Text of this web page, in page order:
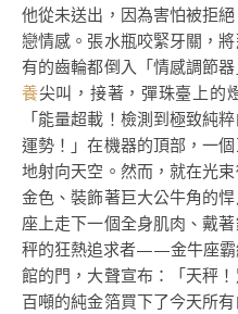
他從未送出，因為害怕被拒
戀情感。張水瓶咬緊牙關，
有的齒輪都倒入「情感調節
養尖叫，接著，彈珠臺上的
「能量超載！檢測到極致純
運勢！」在機器的頂部，一
地射向天空。然而，就在光
金色、裝飾著巨大公牛角的
座上走下一個全身肌肉、戴
秤的狂熱追求者——金牛座霸
館的門，大聲宣布：「天秤
百噸的純金箔買下了今天所